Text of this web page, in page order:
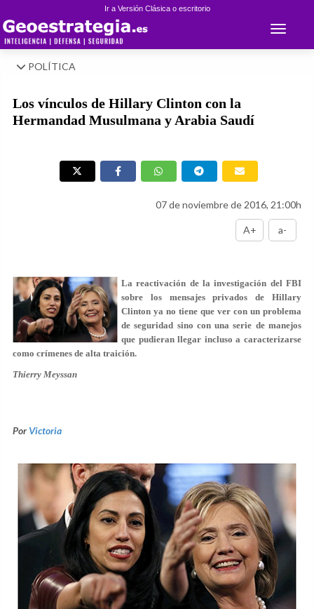
Ir a Versión Clásica o escritorio
Toggle
POLÍTICA
Los vínculos de Hillary Clinton con la
Hermandad Musulmana y Arabia Saudí
07 de noviembre de 2016, 21:00h
A+ a-
La reactivación de la investigación del FBI
sobre los mensajes privados de Hillary
Clinton ya no tiene que ver con un problema
de seguridad sino con una serie de manejos
que pudieran llegar incluso a caracterizarse
como crímenes de alta traición.
Thierry Meyssan
PorVictoria